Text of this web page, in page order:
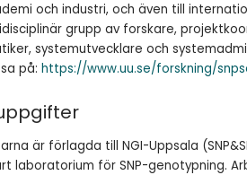
och industri, och även till
grupp av forskare,
systemutvecklare och
på: https://www.uu.se/forskning/
är förlagda till NGI-Uppsala
laboratorium för SNP-genotypning.